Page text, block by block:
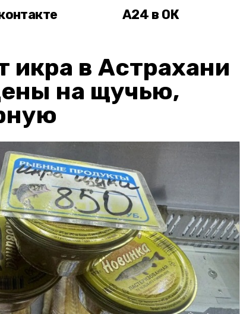
А24 в ОК
икра в Астрахани
на щучью,